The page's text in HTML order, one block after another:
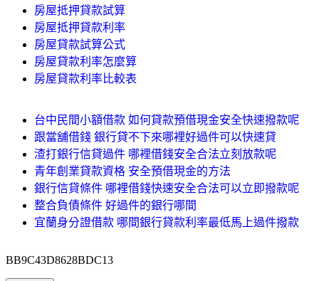
房屋抵押貸款試算
房屋抵押貸款利率
房屋貸款試算公式
房屋貸款利率怎麼算
房屋貸款利率比較表
台中民間小額借款 如何貸款預借現金安全快速撥款呢
跟當舖借錢 銀行貸不下來哪裡好過件可以快速貸
渣打銀行信貸過件 哪裡借錢安全合法立刻放款呢
青年創業貸款資格 安全預借現金的方法
銀行信貸條件 哪裡借錢快速安全合法可以立即撥款呢
整合負債條件 好過件的銀行哪間
宜蘭身分證借款 哪間銀行貸款利率最低馬上過件撥款
BB9C43D8628BDC13